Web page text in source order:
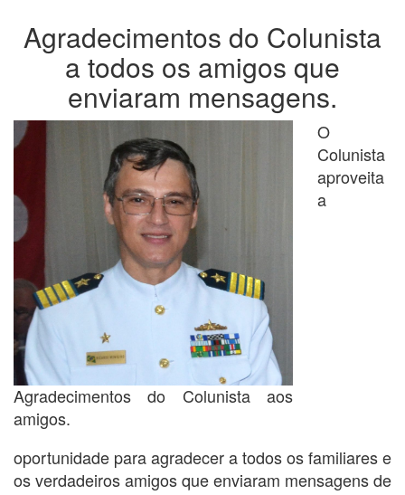
Agradecimentos do Colunista
a todos os amigos que
enviaram mensagens.
Agradecimentos do Colunista aos
amigos.
O
Colunista
aproveita
a
oportunidade para agradecer a todos os familiares e
os verdadeiros amigos que enviaram mensagens de